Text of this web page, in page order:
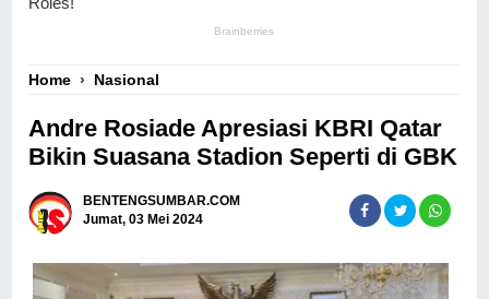
Home › Nasional
Andre Rosiade Apresiasi KBRI Qatar
Bikin Suasana Stadion Seperti di GBK
BENTENGSUMBAR.COM
Jumat, 03 Mei 2024